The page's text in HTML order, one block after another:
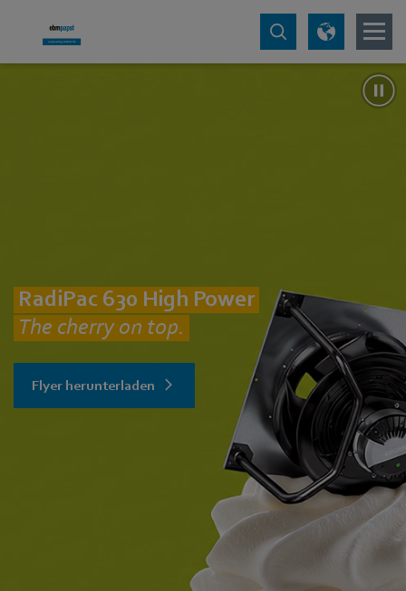
RadiPac 630 High Power
The cherry on top.
Flyer herunterladen